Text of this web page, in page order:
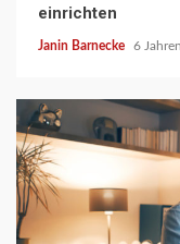
einrichten
Janin Barnecke 6